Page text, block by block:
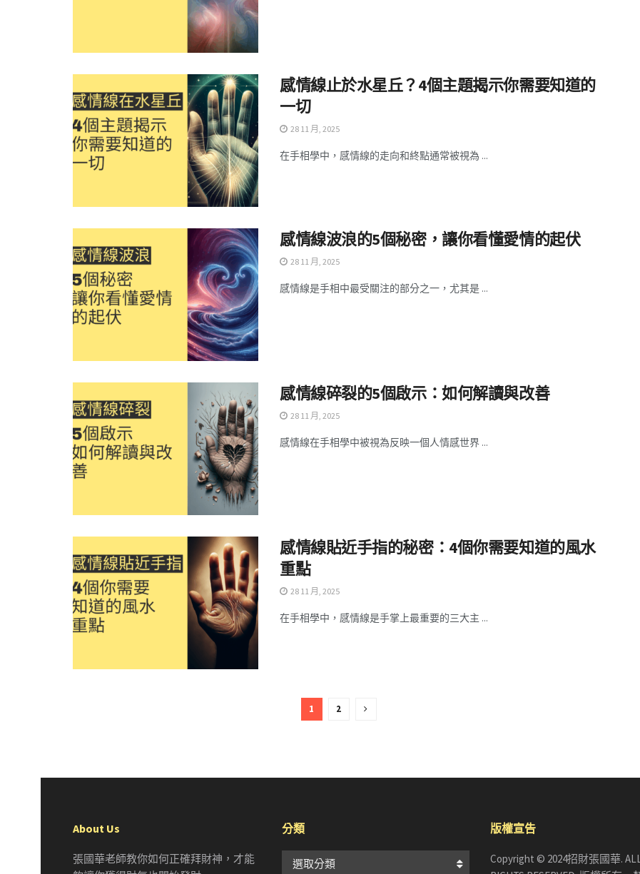
感情線止於水星丘？4個主題揭示你需要知道的
一切
28 11 月, 2025
在手相學中，感情線的走向和終點通常被視為 ...
感情線波浪的5個秘密，讓你看懂愛情的起伏
28 11 月, 2025
感情線是手相中最受關注的部分之一，尤其是 ...
感情線碎裂的5個啟示：如何解讀與改善
28 11 月, 2025
感情線在手相學中被視為反映一個人情感世界 ...
感情線貼近手指的秘密：4個你需要知道的風水
重點
28 11 月, 2025
在手相學中，感情線是手掌上最重要的三大主 ...
1 2
About Us
張國華老師教你如何正確拜財神，才能
分類
選取分類
版權宣告
Copyright © 2024招財張國華.